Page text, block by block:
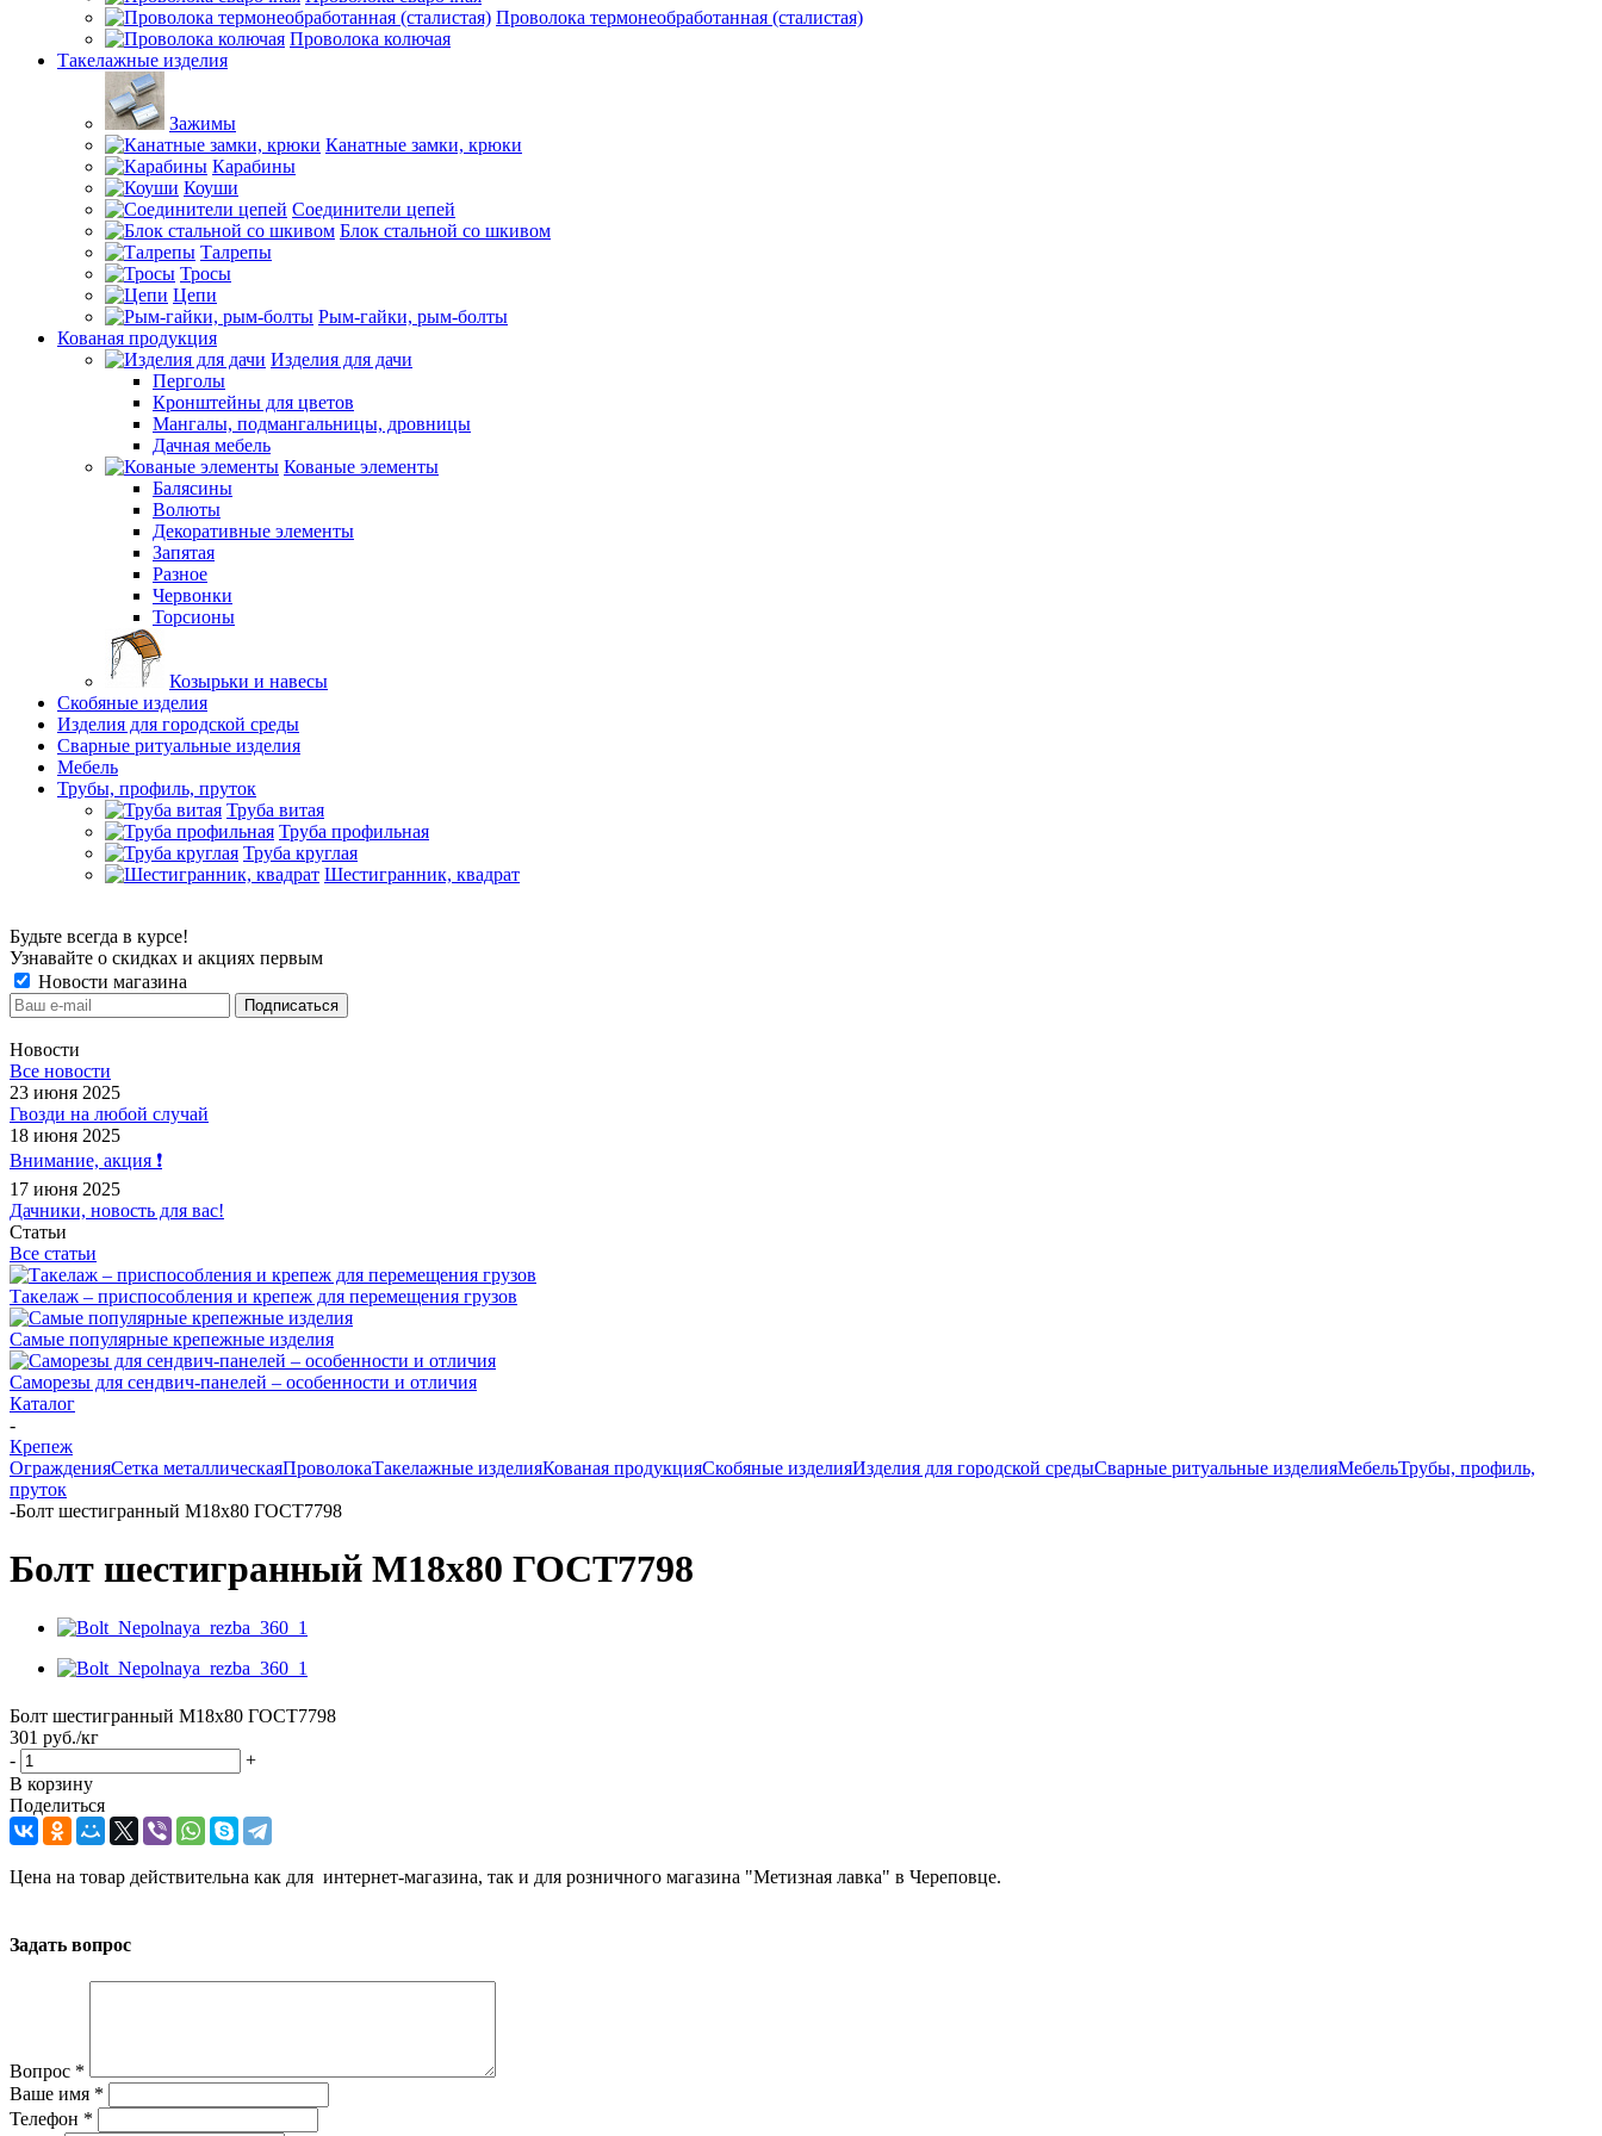
Проволока термонеобработанная (сталистая)
Проволока колючая
Такелажные изделия
Зажимы
Канатные замки, крюки
Карабины
Коуши
Соединители цепей
Блок стальной со шкивом
Талрепы
Тросы
Цепи
Рым-гайки, рым-болты
Кованая продукция
Изделия для дачи
Перголы
Кронштейны для цветов
Мангалы, подмангальницы, дровницы
Дачная мебель
Кованые элементы
Балясины
Волюты
Декоративные элементы
Запятая
Разное
Червонки
Торсионы
Козырьки и навесы
Скобяные изделия
Изделия для городской среды
Сварные ритуальные изделия
Мебель
Трубы, профиль, пруток
Труба витая
Труба профильная
Труба круглая
Шестигранник, квадрат
Будьте всегда в курсе!
Узнавайте о скидках и акциях первым
Новости магазина
Новости
Все новости
23 июня 2025
Гвозди на любой случай
18 июня 2025
Внимание, акция ❗️
17 июня 2025
Дачники, новость для вас!
Статьи
Все статьи
Такелаж – приспособления и крепеж для перемещения грузов
Самые популярные крепежные изделия
Саморезы для сендвич-панелей – особенности и отличия
Каталог
-
Крепеж
ОгражденияСетка металлическаяПроволокаТакелажные изделияКованая продукцияСкобяные изделияИзделия для городской средыСварные ритуальные изделияМебельТрубы, профиль,
пруток
-Болт шестигранный М18х80 ГОСТ7798
Болт шестигранный М18х80 ГОСТ7798
Болт шестигранный М18х80 ГОСТ7798
301 руб./кг
-
+
В корзину
Поделиться
Цена на товар действительна как для интернет-магазина, так и для розничного магазина "Метизная лавка" в Череповце.
Задать вопрос
Вопрос *
Ваше имя *
Телефон *